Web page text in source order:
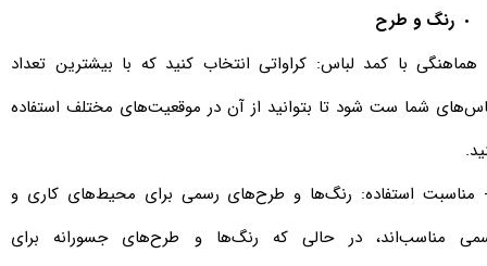
رنگ و طرح
هماهنگی با کمد لباس: کراواتی انتخاب کنید که با بیشترین تعداد
شما ست شود تا بتوانید از آن در موقعیت‌های مختلف استفاده
مناسبت استفاده: رنگ‌ها و طرح‌های رسمی برای محیط‌های کاری و
مناسب‌اند، در حالی که رنگ‌ها و طرح‌های جسورانه برای